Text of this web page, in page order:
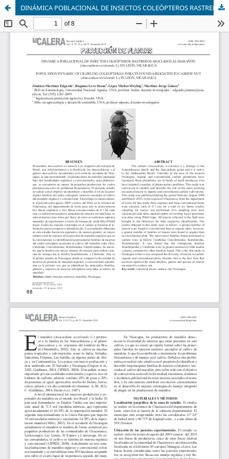
DINÁMICA POBLACIONAL DE INSECTOS COLEÓPTEROS RASTREROS ASOCIADOS AL MARAÑÓN (Anacardium occidentale L.) EN LEÓN, NICARAGUA